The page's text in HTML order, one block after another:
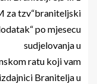
za tzv“braniteljski
po mjesecu
sudjelovanja u
ratu koji vam
Branitelja u